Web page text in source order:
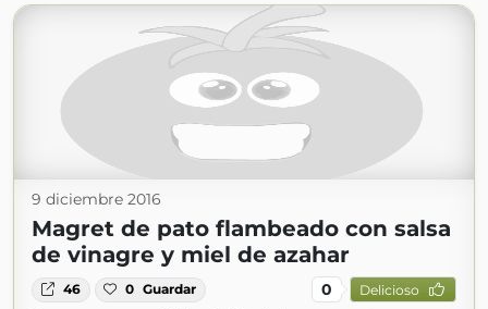
9 diciembre 2016
Magret de pato flambeado con salsa
de vinagre y miel de azahar
46 0 Guardar 0 Delicioso